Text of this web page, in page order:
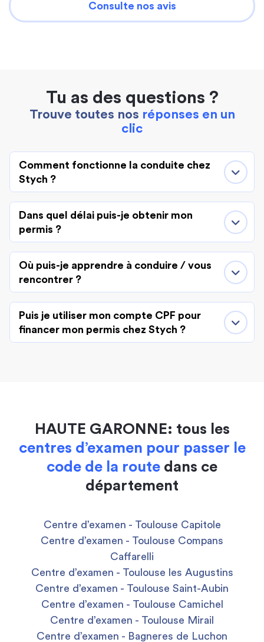
Consulte nos avis
Tu as des questions ?
Trouve toutes nos réponses en un
clic
Comment fonctionne la conduite chez
Stych ?
Dans quel délai puis-je obtenir mon
permis ?
Où puis-je apprendre à conduire / vous
rencontrer ?
Puis je utiliser mon compte CPF pour
financer mon permis chez Stych ?
HAUTE GARONNE: tous les
centres d’examen pour passer le
code de la route dans ce
département
Centre d’examen - Toulouse Capitole
Centre d’examen - Toulouse Compans
Caffarelli
Centre d’examen - Toulouse les Augustins
Centre d’examen - Toulouse Saint-Aubin
Centre d’examen - Toulouse Camichel
Centre d’examen - Toulouse Mirail
Centre d’examen - Bagneres de Luchon